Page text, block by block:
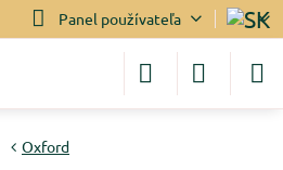
Panel používateľa
Oxford